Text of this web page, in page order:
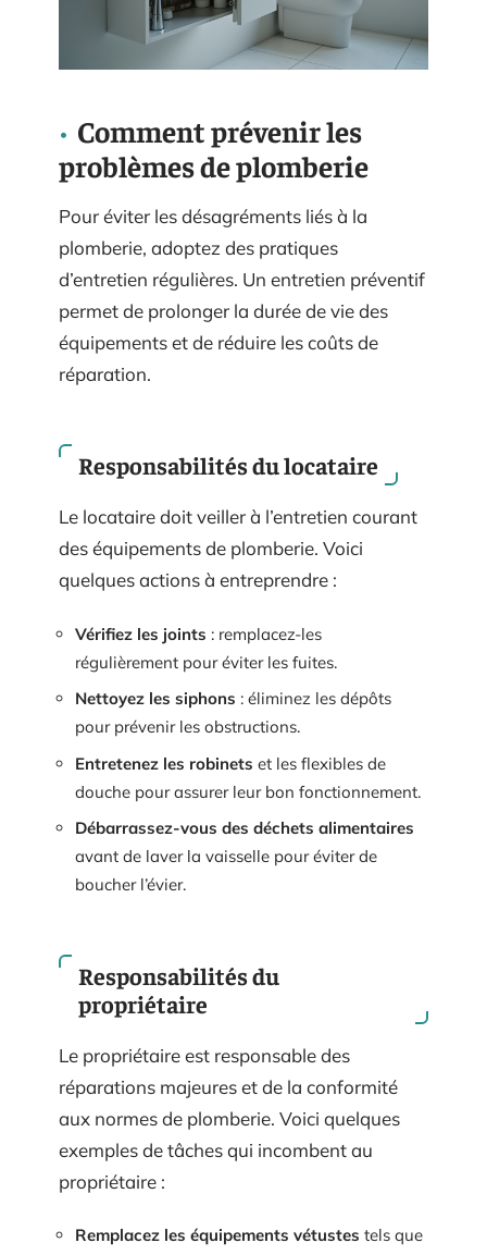
Comment prévenir les
problèmes de plomberie
Pour éviter les désagréments liés à la
plomberie, adoptez des pratiques
d’entretien régulières. Un entretien préventif
permet de prolonger la durée de vie des
équipements et de réduire les coûts de
réparation.
Responsabilités du locataire
Le locataire doit veiller à l’entretien courant
des équipements de plomberie. Voici
quelques actions à entreprendre :
Vérifiez les joints : remplacez-les
régulièrement pour éviter les fuites.
Nettoyez les siphons : éliminez les dépôts
pour prévenir les obstructions.
Entretenez les robinets et les flexibles de
douche pour assurer leur bon fonctionnement.
Débarrassez-vous des déchets alimentaires
avant de laver la vaisselle pour éviter de
boucher l’évier.
Responsabilités du
propriétaire
Le propriétaire est responsable des
réparations majeures et de la conformité
aux normes de plomberie. Voici quelques
exemples de tâches qui incombent au
propriétaire :
Remplacez les équipements vétustes tels que